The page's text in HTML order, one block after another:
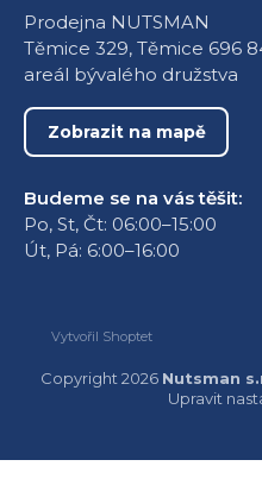
Prodejna NUTSMAN
Těmice 329, Těmice 696
areál bývalého družstva
Zobrazit na mapě
Budeme se na vás těšit:
Po, St, Čt: 06:00–15:00
Út, Pá: 6:00–16:00
Vytvořil Shoptet
Copyright 2026 Nutsman
Upravit